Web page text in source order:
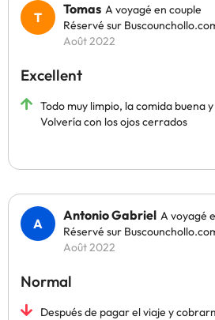
Tomas A voyagé en couple
Réservé sur
Août 2022
Excellent
Todo muy limpio, la comida buena
Volvería con los ojos cerrados
Antonio Gabriel A voyagé
Réservé sur
Août 2022
Normal
Después de pagar el viaje y